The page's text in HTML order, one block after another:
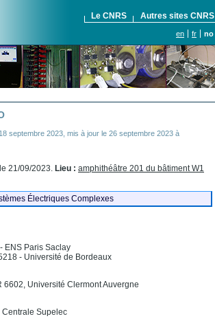
Le CNRS Autres sites CNRS
en fr no
18 septembre 2023 mis à jour le 26 septembre 2023 à
21/09/2023. Lieu : amphithéâtre 201 du bâtiment W1
Électriques Complexes
ENS Paris Saclay
- Université de Bordeaux
6602, Université Clermont Auvergne
Centrale Supelec